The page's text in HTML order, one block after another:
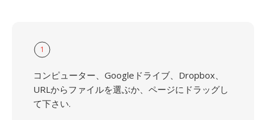
1
コンピューター、Googleドライブ、Dropbox、
URLからファイルを選ぶか、ページにドラッグし
て下さい.